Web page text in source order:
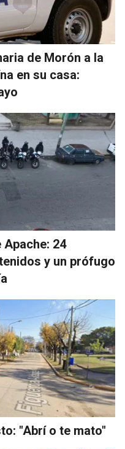
de Morón a la
en su casa:
24
y un prófugo
"Abrí o te mato"